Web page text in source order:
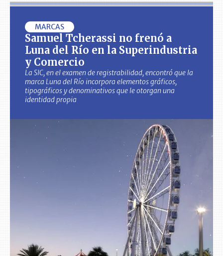
MARCAS
Samuel Tcherassi no frenó a
Luna del Río en la Superindustria
y Comercio
La SIC, en el examen de registrabilidad, encontró que la
marca Luna del Río incorpora elementos gráficos,
tipográficos y denominativos que le otorgan una
identidad propia